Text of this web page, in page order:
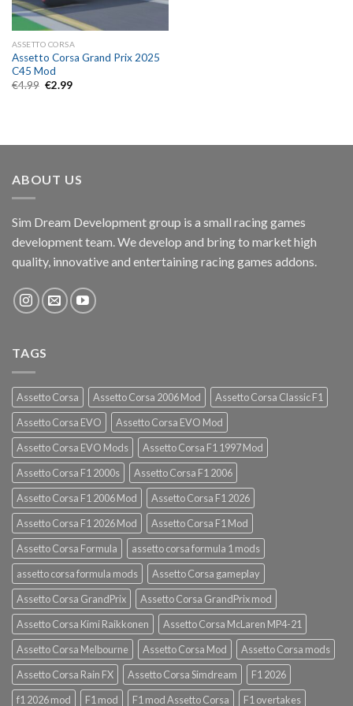
ASSETTO CORSA
Assetto Corsa Grand Prix 2025
C45 Mod
€4.99 Original
€2.99Current
ABOUT US
Sim Dream Development group is a small racing games
development team. We develop and bring to market high
quality, innovative and entertaining racing games addons.
TAGS
Assetto Corsa Assetto Corsa 2006 Mod
Assetto Corsa Classic F1
Assetto Corsa EVO
Assetto Corsa EVO Mod
Assetto Corsa EVO Mods
Assetto Corsa F1 1997 Mod
Assetto Corsa F1 2000s
Assetto Corsa F1 2006
Assetto Corsa F1 2006 Mod
Assetto Corsa F1 2026
Assetto Corsa F1 2026 Mod
Assetto Corsa F1 Mod
Assetto Corsa Formula
assetto corsa formula 1 mods
assetto corsa formula mods
Assetto Corsa gameplay
Assetto Corsa GrandPrix
Assetto Corsa GrandPrix mod
Assetto Corsa Kimi Raikkonen
Assetto Corsa McLaren MP4-21
Assetto Corsa Melbourne
Assetto Corsa Mod
Assetto Corsa mods
Assetto Corsa Rain FX
Assetto Corsa Simdream
F1 2026
f1 2026 mod
F1 mod F1 mod Assetto Corsa F1 overtakes